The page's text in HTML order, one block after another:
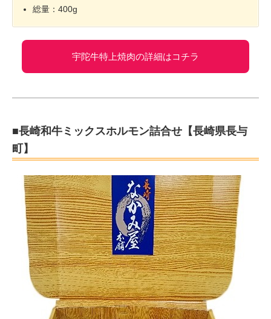
総量：400g
宇陀牛特上焼肉の詳細はコチラ
■長崎和牛ミックスホルモン詰合せ【長崎県長与
町】